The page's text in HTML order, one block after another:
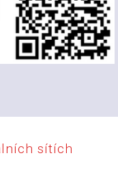
sítích